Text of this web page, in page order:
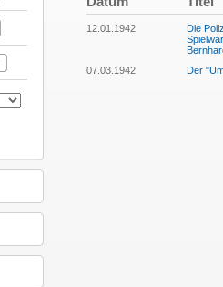
12.01.1942
Die
07.03.1942
Der